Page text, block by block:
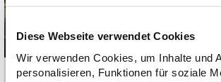
Diese Webseite verwendet Cookies
Wir verwenden Cookies, um Inhalte und
personalisieren, Funktionen für soziale
München-Denning | Baltenstraße Pullach im